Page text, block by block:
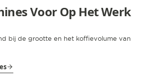
Voor Op Het Werk
bij de grootte en het koffievolume van